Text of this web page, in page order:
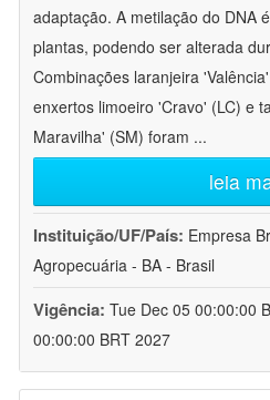
adaptação. A metilação do DNA
plantas, podendo ser alterada
Combinações laranjeira
enxertos limoeiro 'Cravo' (LC) e
Maravilha' (SM) foram ...
leia
Instituição/UF/País: Empresa
Agropecuária - BA - Brasil
Vigência: Tue Dec 05 00:00:00
00:00:00 BRT 2027